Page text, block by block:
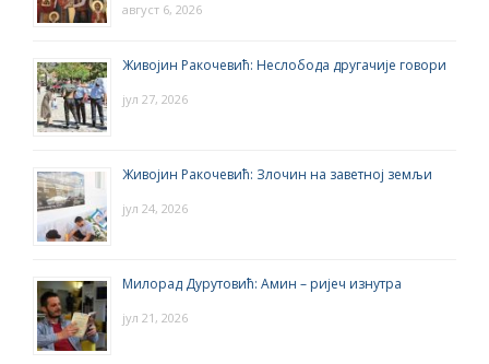
август 6, 2026
Живојин Ракочевић: Неслобода другачије говори
јул 27, 2026
Живојин Ракочевић: Злочин на заветној земљи
јул 24, 2026
Милорад Дурутовић: Амин – ријеч изнутра
јул 21, 2026